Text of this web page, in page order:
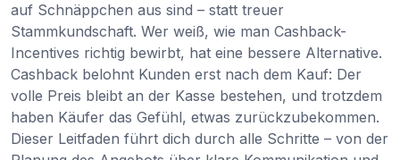
auf Schnäppchen aus sind – statt treuer
Stammkundschaft. Wer weiß, wie man Cashback-
Incentives richtig bewirbt, hat eine bessere Alternative.
Cashback belohnt Kunden erst nach dem Kauf: Der
volle Preis bleibt an der Kasse bestehen, und trotzdem
haben Käufer das Gefühl, etwas zurückzubekommen.
Dieser Leitfaden führt dich durch alle Schritte – von der